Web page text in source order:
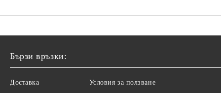
Бързи връзки:
Доставка Условия за ползване